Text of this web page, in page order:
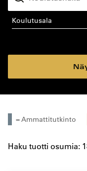
koulutusala
= Ammattitutkinto
Haku tuotti osumia: